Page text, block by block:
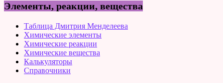
Элементы, реакции, вещества
Таблица Дмитрия Менделеева
Химические элементы
Химические реакции
Химические вещества
Калькуляторы
Справочники